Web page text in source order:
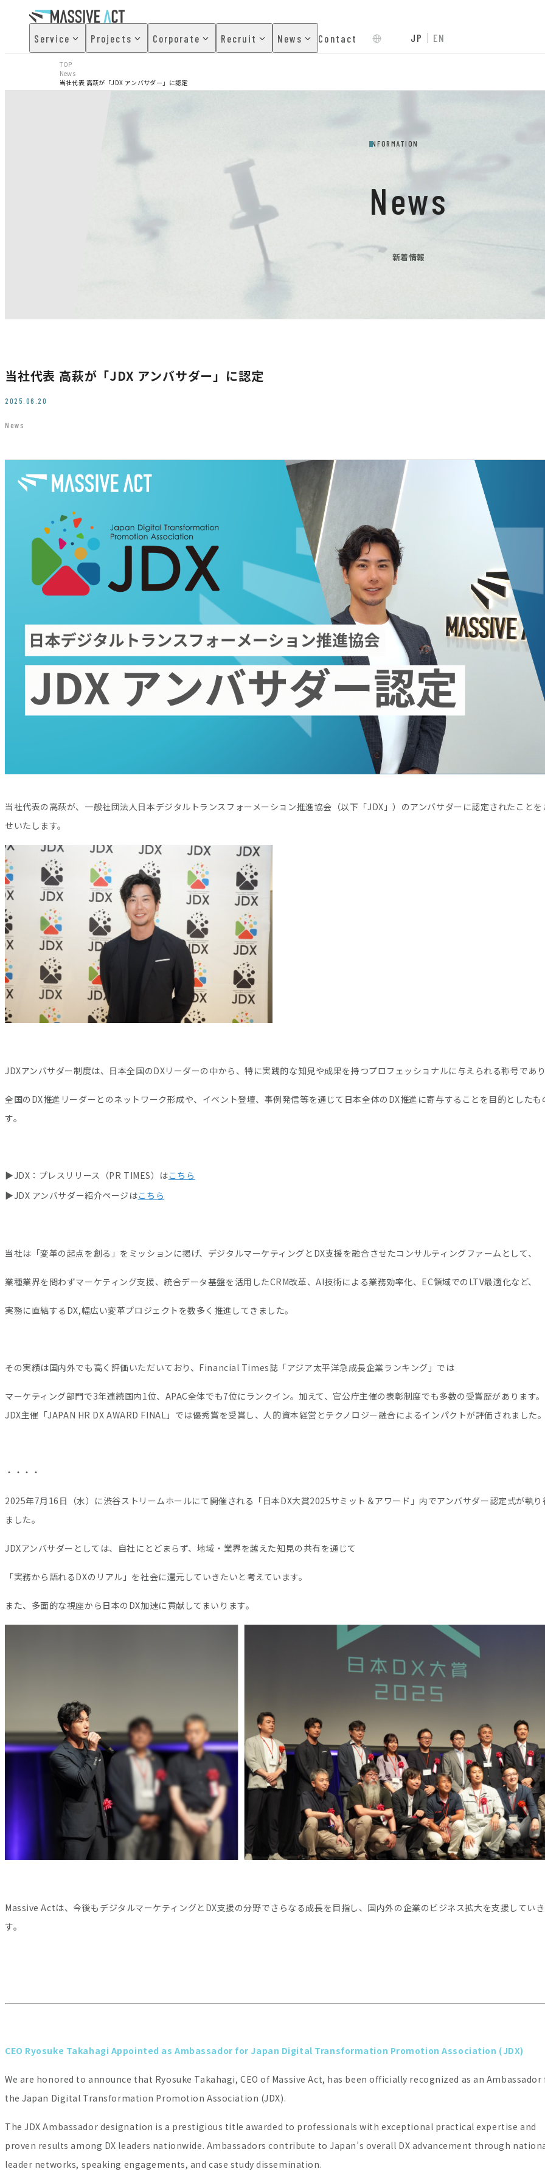
Service Projects Corporate Recruit News Contact JP EN
TOP
News
当社代表 高萩が「JDX アンバサダー」に認定
INFORMATION
News
新着情報
当社代表 高萩が「JDX アンバサダー」に認定
2025.06.20
News
当社代表の高萩が、一般社団法人日本デジタルトランスフォーメーション推進協会（以下「JDX」）のアンバサダーに認定されたことを
せいたします。
JDXアンバサダー制度は、日本全国のDXリーダーの中から、特に実践的な知見や成果を持つプロフェッショナルに与えられる称号であ
全国のDX推進リーダーとのネットワーク形成や、イベント登壇、事例発信等を通じて日本全体のDX推進に寄与することを目的としたも
す。
▶JDX：プレスリリース（PR TIMES）はこちら
▶JDX アンバサダー紹介ページはこちら
当社は「変革の起点を創る」をミッションに掲げ、デジタルマーケティングとDX支援を融合させたコンサルティングファームとして、
業種業界を問わずマーケティング支援、統合データ基盤を活用したCRM改革、AI技術による業務効率化、EC領域でのLTV最適化など、
実務に直結するDX,幅広い変革プロジェクトを数多く推進してきました。
その実績は国内外でも高く評価いただいており、Financial Times誌「アジア太平洋急成長企業ランキング」では
マーケティング部門で3年連続国内1位、APAC全体でも7位にランクイン。加えて、官公庁主催の表彰制度でも多数の受賞歴があります。
JDX主催「JAPAN HR DX AWARD FINAL」では優秀賞を受賞し、人的資本経営とテクノロジー融合によるインパクトが評価されました
・・・・
2025年7月16日（水）に渋谷ストリームホールにて開催される「日本DX大賞2025サミット＆アワード」内でアンバサダー認定式が執り
ました。
JDXアンバサダーとしては、自社にとどまらず、地域・業界を越えた知見の共有を通じて
「実務から語れるDXのリアル」を社会に還元していきたいと考えています。
また、多面的な視座から日本のDX加速に貢献してまいります。
Massive Actは、今後もデジタルマーケティングとDX支援の分野でさらなる成長を目指し、国内外の企業のビジネス拡大を支援してい
す。
CEO Ryosuke Takahagi Appointed as Ambassador for Japan Digital Transformation Promotion Association (JDX)
We are honored to announce that Ryosuke Takahagi, CEO of Massive Act, has been officially recognized as an
the Japan Digital Transformation Promotion Association (JDX).
The JDX Ambassador designation is a prestigious title awarded to professionals with exceptional practical expertise and
proven results among DX leaders nationwide. Ambassadors contribute to Japan’s overall DX advancement through
leader networks, speaking engagements, and case study dissemination.